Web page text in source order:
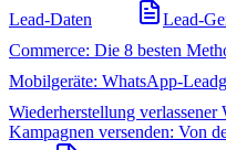
Lead-Daten
Lead-
Commerce: Die 8 besten
Mobilgeräte: WhatsApp-
Wiederherstellung verlassener
Kampagnen versenden: Von